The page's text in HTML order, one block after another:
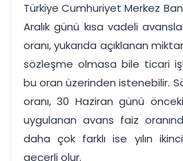
Türkiye Cumhuriyet Merkez
Aralık günü kısa vadeli
oranı, yukarıda açıklanan
sözleşme olmasa bile ticari
bu oran üzerinden istenebilir.
oranı, 30 Haziran günü önceki
uygulanan avans faiz
daha çok farklı ise yılın
geçerli olur.